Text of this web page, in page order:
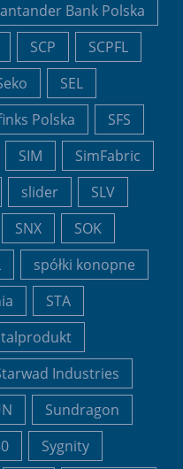
Bank Polska
SCP
SCPFL
SEL
Polska
SFS
SIM
SimFabric
slider
SLV
SNX
SOK
spółki konopne
STA
Industries
Sundragon
Sygnity